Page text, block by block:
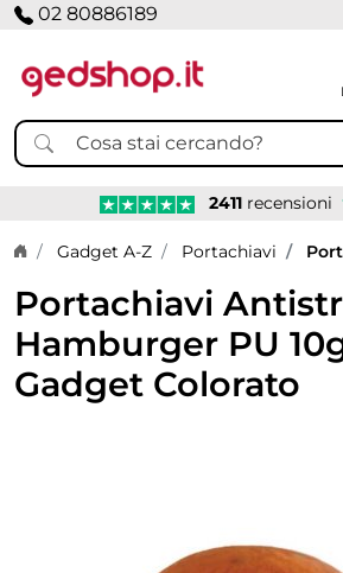
02 80886189
2411 recensioni
Home page
Gadget A-Z Portachiavi
Portachiavi
Hamburger PU
Gadget Colorato